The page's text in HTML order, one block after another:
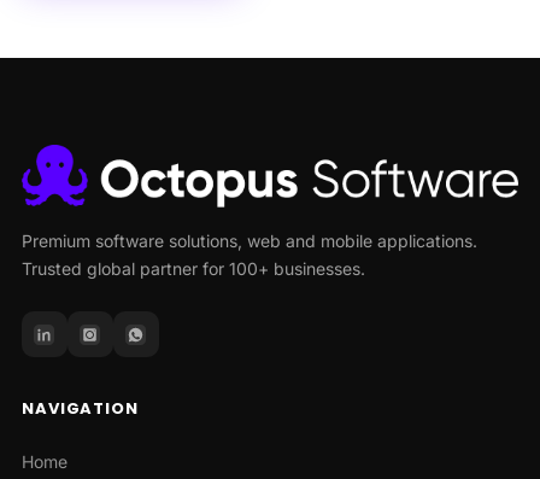
Premium software solutions, web and mobile applications.
Trusted global partner for 100+ businesses.
NAVIGATION
Home